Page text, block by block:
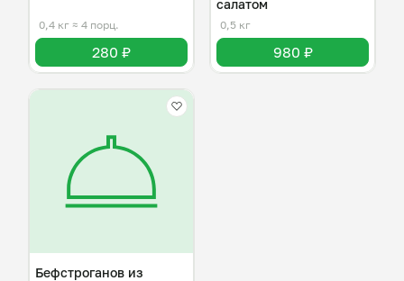
0,4 кг ≈ 4 порц.
280 ₽
салатом
0,5 кг
980 ₽
Бефстроганов из